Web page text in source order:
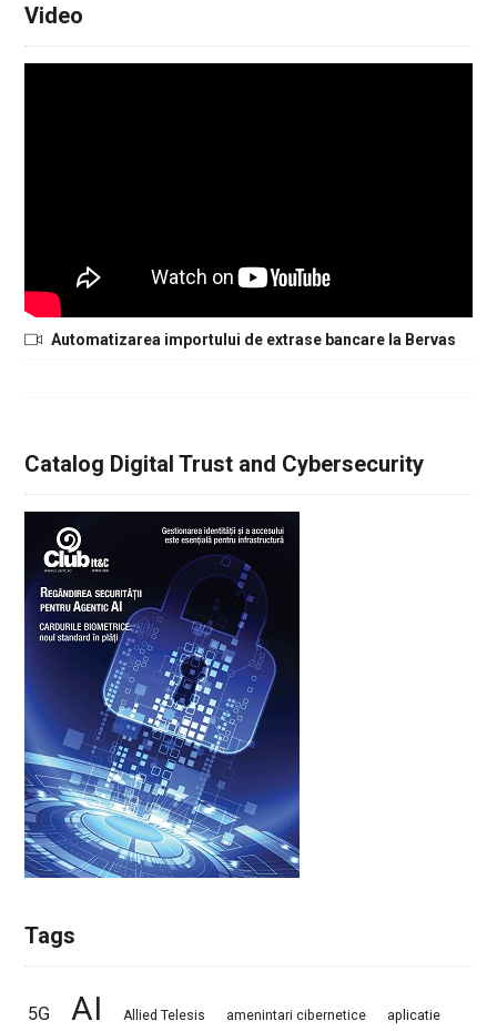
Video
Automatizarea importului de extrase bancare la Bervas
Catalog Digital Trust and Cybersecurity
Tags
5G AI Allied Telesis amenintari cibernetice aplicatie